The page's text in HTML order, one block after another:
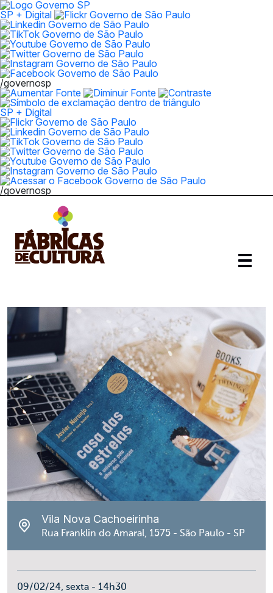
SP + Digital
/governosp
SP + Digital
/governosp
Vila Nova Cachoeirinha
Rua Franklin do Amaral, 1575 - São Paulo - SP
09/02/24, sexta - 14h30